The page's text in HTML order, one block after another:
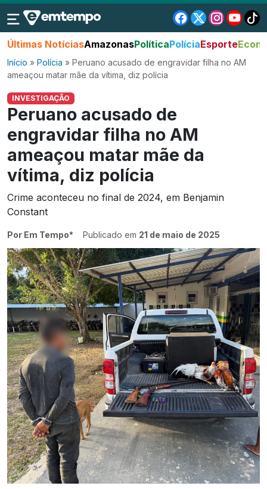
Últimas NotíciasAmazonasPolíticaPolíciaEsporte
Início » Polícia » Peruano acusado de engravidar filha no AM
ameaçou matar mãe da vítima, diz polícia
INVESTIGAÇÃO
Peruano acusado de
engravidar filha no AM
ameaçou matar mãe da
vítima, diz polícia
Crime aconteceu no final de 2024, em Benjamin
Constant
Por Em Tempo* Publicado em 21 de maio de 2025